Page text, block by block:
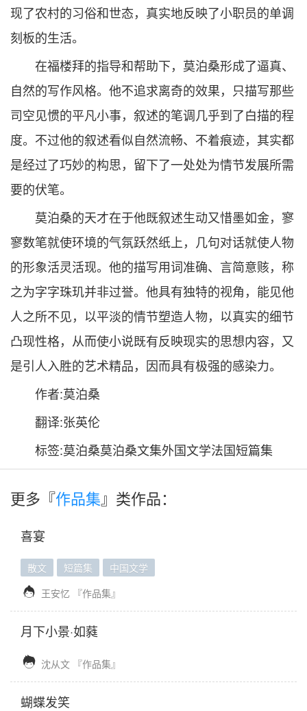
现了农村的习俗和世态，真实地反映了小职员的单调
刻板的生活。
在福楼拜的指导和帮助下，莫泊桑形成了逼真、
自然的写作风格。他不追求离奇的效果，只描写那些
司空见惯的平凡小事，叙述的笔调几乎到了白描的程
度。不过他的叙述看似自然流畅、不着痕迹，其实都
是经过了巧妙的构思，留下了一处处为情节发展所需
要的伏笔。
莫泊桑的天才在于他既叙述生动又惜墨如金，寥
寥数笔就使环境的气氛跃然纸上，几句对话就使人物
的形象活灵活现。他的描写用词准确、言简意赅，称
之为字字珠玑并非过誉。他具有独特的视角，能见他
人之所不见，以平淡的情节塑造人物，以真实的细节
凸现性格，从而使小说既有反映现实的思想内容，又
是引人入胜的艺术精品，因而具有极强的感染力。
作者:莫泊桑
翻译:张英伦
标签:莫泊桑莫泊桑文集外国文学法国短篇集
更多『作品集』类作品：
喜宴
散文 短篇集 中国文学
 王安忆 『作品集』
月下小景·如蕤
 沈从文 『作品集』
蝴蝶发笑